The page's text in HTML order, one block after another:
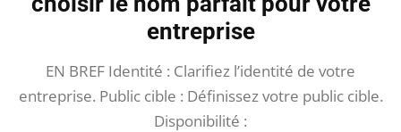
entreprise
EN BREF Identité : Clarifiez l’identité de votre
entreprise. Public cible : Définissez votre public cible.
Disponibilité :